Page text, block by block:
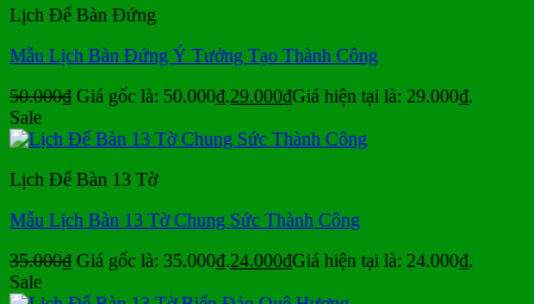
Lịch Để Bàn Đứng
Mẫu Lịch Bàn Đứng Ý Tưởng Tạo Thành Công
50.000₫ Giá gốc là: 50.000₫.29.000₫Giá hiện tại là: 29.000₫.
Sale
Lịch Để Bàn 13 Tờ
Mẫu Lịch Bàn 13 Tờ Chung Sức Thành Công
35.000₫ Giá gốc là: 35.000₫.24.000₫Giá hiện tại là: 24.000₫.
Sale